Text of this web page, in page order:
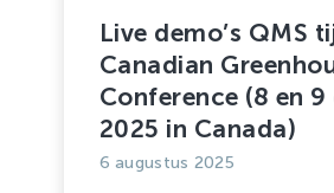
Live demo’s QMS
Canadian
Conference (8 en
2025 in Canada)
6 augustus 2025